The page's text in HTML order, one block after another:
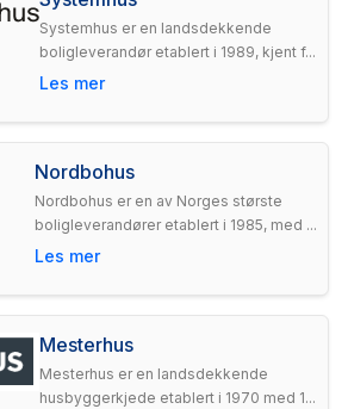
Systemhus er en landsdekkende
boligleverandør etablert i 1989, kjent f...
Les mer
Nordbohus
Nordbohus er en av Norges største
boligleverandører etablert i 1985, med ...
Les mer
Mesterhus
Mesterhus er en landsdekkende
husbyggerkjede etablert i 1970 med 1...